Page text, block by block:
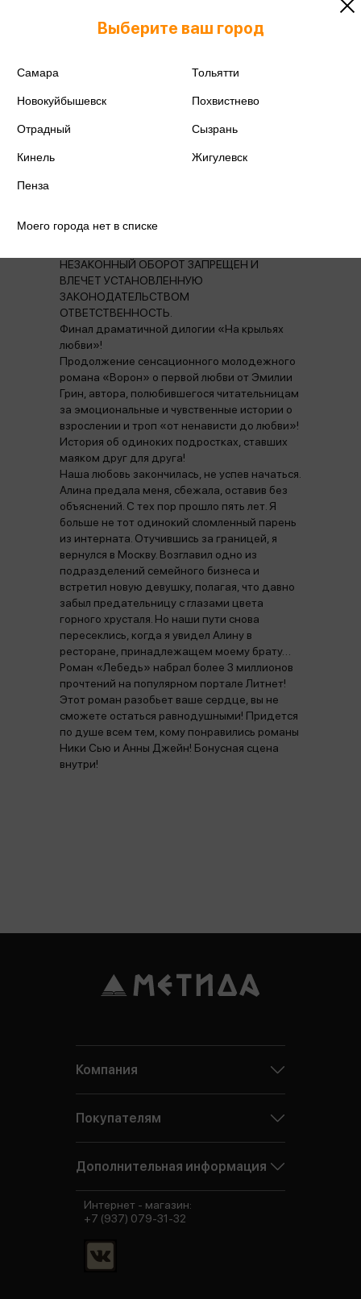
Наличие в магазинах
ПСИХОТРОПНЫХ ВЕЩЕСТВ, ИХ АНАЛОГОВ
НЕЗАКОННЫЙ ОБОРОТ ЗАПРЕЩЕН И
ВЛЕЧЕТ УСТАНОВЛЕННУЮ
ЗАКОНОДАТЕЛЬСТВОМ
ОТВЕТСТВЕННОСТЬ.
Финал драматичной дилогии «На крыльях
любви»!
Продолжение сенсационного молодежного
романа «Ворон» о первой любви от Эмилии
Грин, автора, полюбившегося читательницам
за эмоциональные и чувственные истории о
взрослении и троп «от ненависти до любви»!
История об одиноких подростках, ставших
маяком друг для друга!
Наша любовь закончилась, не успев начаться.
Алина предала меня, сбежала, оставив без
объяснений. С тех пор прошло пять лет. Я
больше не тот одинокий сломленный парень
из интерната. Отучившись за границей, я
вернулся в Москву. Возглавил одно из
подразделений семейного бизнеса и
встретил новую девушку, полагая, что давно
забыл предательницу с глазами цвета
горного хрусталя. Но наши пути снова
пересеклись, когда я увидел Алину в
ресторане, принадлежащем моему брату…
Роман «Лебедь» набрал более 3 миллионов
прочтений на популярном портале Литнет!
Этот роман разобьет ваше сердце, вы не
сможете остаться равнодушными! Придется
по душе всем тем, кому понравились романы
Ники Сью и Анны Джейн! Бонусная сцена
внутри!
Выберите ваш город
Самара Тольятти
Новокуйбышевск Похвистнево
Отрадный Сызрань
Кинель Жигулевск
Пенза
Моего города нет в списке
Компания
Покупателям
Дополнительная информация
Интернет - магазин:
+7 (937) 079-31-32